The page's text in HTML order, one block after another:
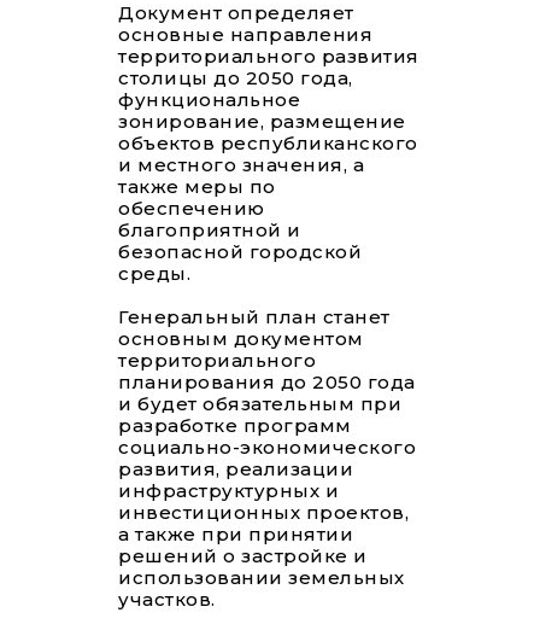
Документ определяет
основные направления
территориального развития
столицы до 2050 года,
функциональное
зонирование, размещение
объектов республиканского
и местного значения, а
также меры по
обеспечению
благоприятной и
безопасной городской
среды.
Генеральный план станет
основным документом
территориального
планирования до 2050 года
и будет обязательным при
разработке программ
социально-экономического
развития, реализации
инфраструктурных и
инвестиционных проектов,
а также при принятии
решений о застройке и
использовании земельных
участков.